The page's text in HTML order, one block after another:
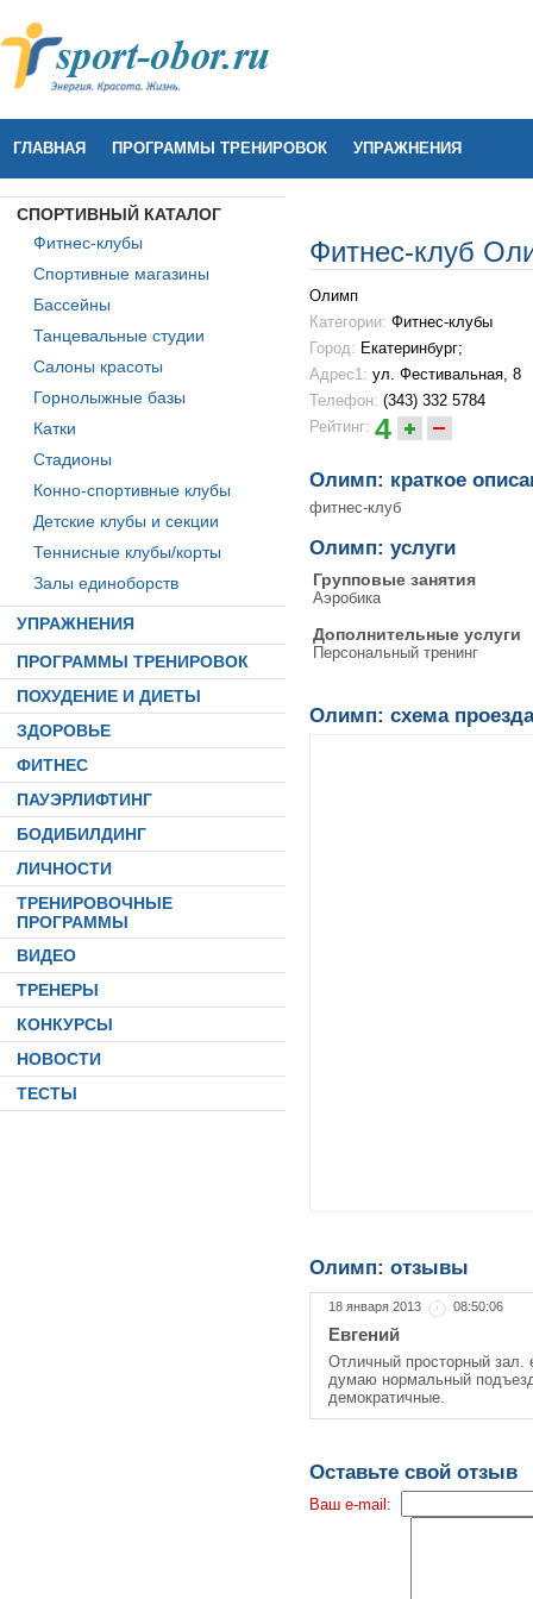
ГЛАВНАЯ ПРОГРАММЫ ТРЕНИРОВОК УПРАЖНЕНИЯ
СПОРТИВНЫЙ КАТАЛОГ
Фитнес-клубы
Спортивные магазины
Бассейны
Танцевальные студии
Салоны красоты
Горнолыжные базы
Катки
Стадионы
Конно-спортивные клубы
Детские клубы и секции
Теннисные клубы/корты
Залы единоборств
УПРАЖНЕНИЯ
ПРОГРАММЫ ТРЕНИРОВОК
ПОХУДЕНИЕ И ДИЕТЫ
ЗДОРОВЬЕ
ФИТНЕС
ПАУЭРЛИФТИНГ
БОДИБИЛДИНГ
ЛИЧНОСТИ
ТРЕНИРОВОЧНЫЕ
ПРОГРАММЫ
ВИДЕО
ТРЕНЕРЫ
КОНКУРСЫ
НОВОСТИ
ТЕСТЫ
Фитнес-клуб
Олимп
Категории: Фитнес-клубы
Город: Екатеринбург;
Адрес1: ул. Фестивальная, 8
Телефон: (343) 332 5784
Рейтинг: 4
Олимп: краткое
фитнес-клуб
Олимп: услуги
Групповые занятия
Аэробика
Дополнительные услуги
Персональный тренинг
Олимп: схема проезда
Олимп: отзывы
18 января 2013 08:50:06
Евгений
Отличный просторный зал.
думаю нормальный
демократичные.
Оставьте свой отзыв
Ваш e-mail: